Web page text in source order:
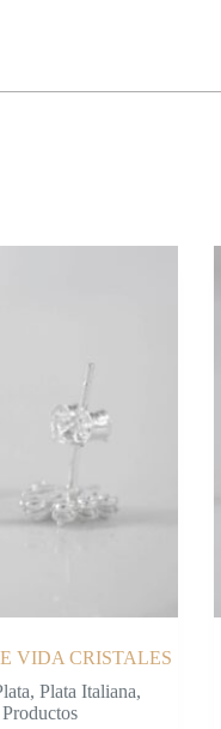
VIDA CRISTALES
,Plata Italiana,
Productos